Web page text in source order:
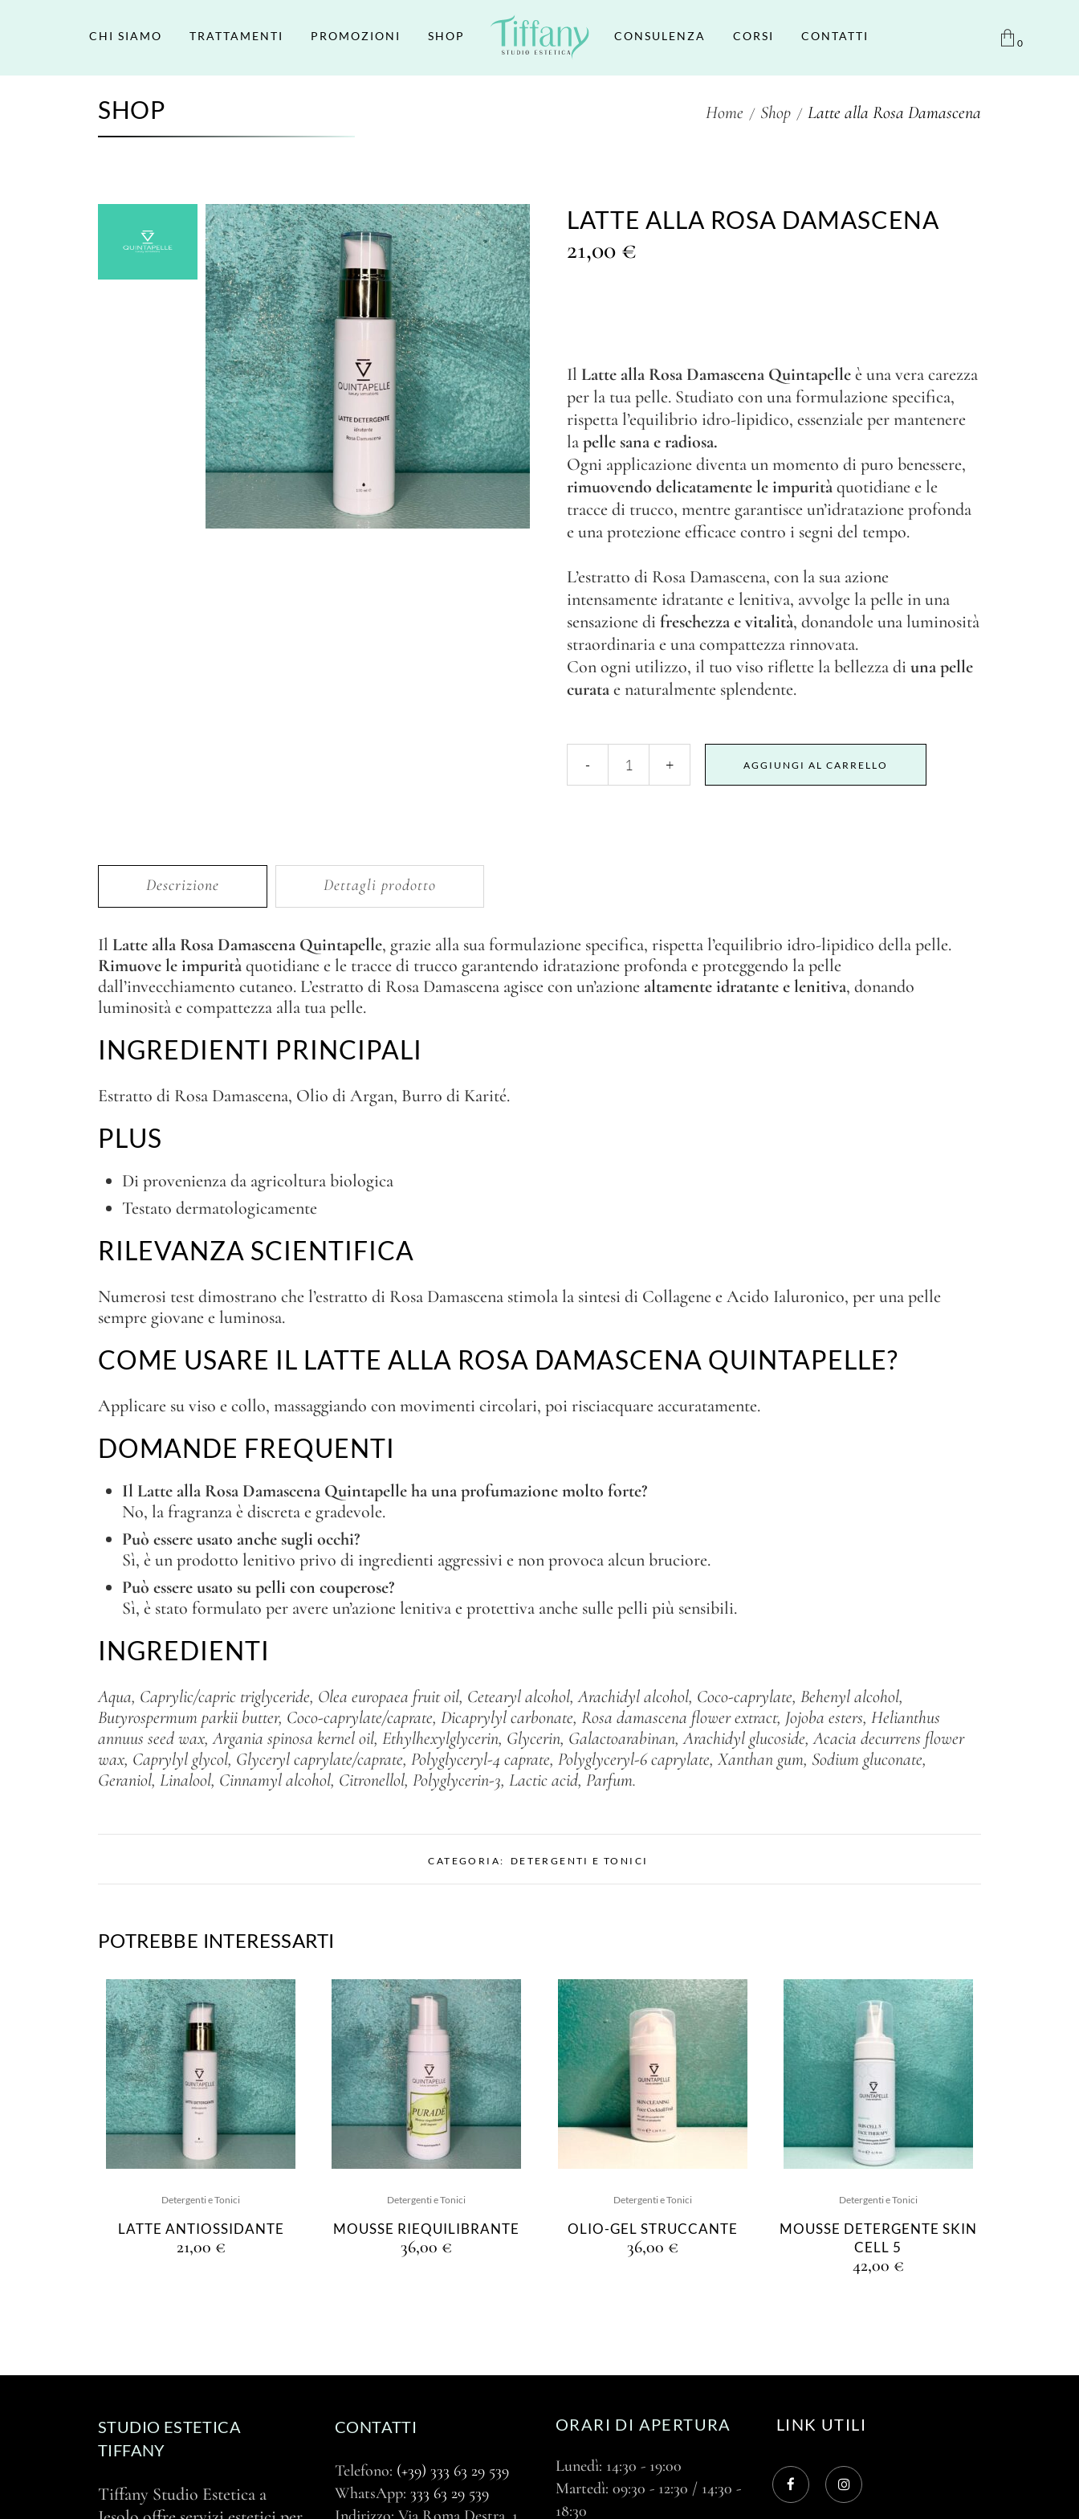
CHI SIAMO TRATTAMENTI PROMOZIONI SHOP
0
CONSULENZA CORSI CONTATTI
SHOP Home Shop Latte alla Rosa Damascena
LATTE ALLA ROSA DAMASCENA
21,00 €
Il Latte alla Rosa Damascena Quintapelleè una vera carezza
per la tua pelle. Studiato con una formulazione specifica,
rispetta l’equilibrio idro-lipidico, essenziale per mantenere
lapelle sana e radiosa.
Ogni applicazione diventa un momento di puro benessere,
rimuovendo delicatamente le impuritàquotidiane e le
tracce di trucco, mentre garantisce un’idratazione profonda
e una protezione efficace contro i segni del tempo.
L’estratto di Rosa Damascena, con la sua azione
intensamente idratante e lenitiva, avvolge la pelle in una
sensazione di freschezza e vitalità, donandole una luminosità
straordinaria e una compattezza rinnovata.
Con ogni utilizzo, il tuo viso riflette la bellezza di una pelle
curatae naturalmente splendente.
AGGIUNGI AL CARRELLO
Descrizione Dettagli prodotto
Il Latte alla Rosa Damascena Quintapelle, grazie alla sua formulazione specifica, rispetta l’equilibrio idro-lipidico della pelle.
Rimuove le impuritàquotidiane e le tracce di trucco garantendo idratazione profonda e proteggendo la pelle
dall’invecchiamento cutaneo. L’estratto di Rosa Damascena agisce con un’azione altamente idratante e lenitiva, donando
luminosità e compattezza alla tua pelle.
INGREDIENTI PRINCIPALI
Estratto di Rosa Damascena, Olio di Argan, Burro di Karité.
PLUS
Di provenienza da agricoltura biologica
Testato dermatologicamente
RILEVANZA SCIENTIFICA
Numerosi test dimostrano che l’estratto di Rosa Damascena stimola la sintesi di Collagene e Acido Ialuronico, per una pelle
sempre giovane e luminosa.
COME USARE IL LATTE ALLA ROSA DAMASCENA QUINTAPELLE?
Applicare su viso e collo, massaggiando con movimenti circolari, poi risciacquare accuratamente.
DOMANDE FREQUENTI
Il Latte alla Rosa Damascena Quintapelle ha una profumazione molto forte?
No, la fragranza è discreta e gradevole.
Può essere usato anche sugli occhi?
Sì, è un prodotto lenitivo privo di ingredienti aggressivi e non provoca alcun bruciore.
Può essere usato su pelli con couperose?
Sì, è stato formulato per avere un’azione lenitiva e protettiva anche sulle pelli più sensibili.
INGREDIENTI
Aqua, Caprylic/capric triglyceride, Olea europaea fruit oil, Cetearyl alcohol, Arachidyl alcohol, Coco-caprylate, Behenyl alcohol,
Butyrospermum parkii butter, Coco-caprylate/caprate, Dicaprylylcarbonate, Rosa damascena flower extract, Jojoba esters, Helianthus
annuus seed wax, Argania spinosa kernel oil, Ethylhexylglycerin, Glycerin, Galactoarabinan, Arachidyl glucoside, Acacia decurrens flower
wax, Caprylyl glycol, Glyceryl caprylate/caprate, Polyglyceryl-4 caprate, Polyglyceryl-6 caprylate, Xanthan gum, Sodium gluconate,
Geraniol, Linalool, Cinnamyl alcohol, Citronellol, Polyglycerin-3, Lactic acid, Parfum.
CATEGORIA: DETERGENTI E TONICI
POTREBBE INTERESSARTI
Detergenti e Tonici
LATTE ANTIOSSIDANTE
21,00 €
Detergenti e Tonici
MOUSSE RIEQUILIBRANTE
36,00 €
Detergenti e Tonici
OLIO-GEL STRUCCANTE
36,00 €
Detergenti e Tonici
MOUSSE DETERGENTE SKIN
CELL 5
42,00 €
STUDIO ESTETICA
TIFFANY
Tiffany Studio Estetica a
CONTATTI
Telefono: (+39) 333 63 29 539
WhatsApp: 333 63 29 539
ORARI DI APERTURA
Lunedì: 14:30 - 19:00
Martedì: 09:30 - 12:30 / 14:30 -
18:30
LINK UTILI